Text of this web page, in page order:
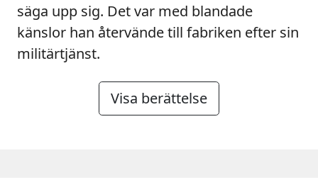
säga upp sig. Det var med blandade
känslor han återvände till fabriken efter sin
militärtjänst.
Visa berättelse